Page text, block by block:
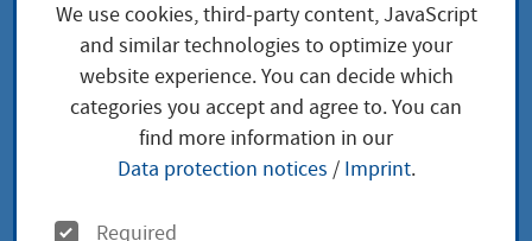
Hessentag
Leistungsbeschreibung
Hessen. Es gilt als ältestes und größtes Landesfest in
We use cookies, third-party content, JavaScript
and similar technologies to optimize your
website experience. You can decide which
categories you accept and agree to. You can
find more information in our
Data protection notices / Imprint.
O
Required